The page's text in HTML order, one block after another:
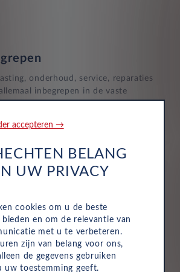
onderhoud, service, reparaties
inbegrepen in de vaste
autolease is standaard voorzien van
kosten omvatten een
accepteren →
BELANG
UW PRIVACY
cookies om u de beste
en om de relevantie van
met u te verbeteren.
zijn van belang voor ons,
de gegevens gebruiken
uw toestemming geeft.